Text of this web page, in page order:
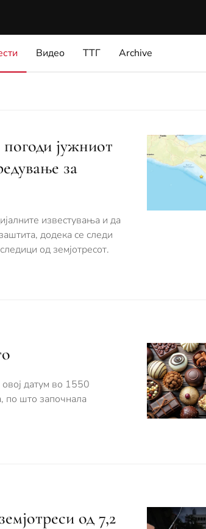
Видео ТТГ Archive
јужниот
за
известувања и да
додека се следи
од земјотресот.
датум во 1550
по што започнала
од 7,2